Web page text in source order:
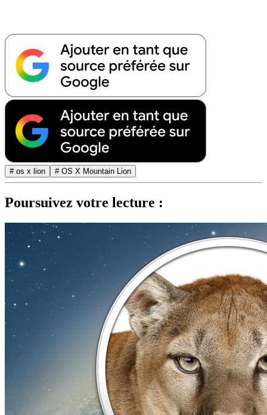
# os x lion # OS X Mountain Lion
Poursuivez votre lecture :